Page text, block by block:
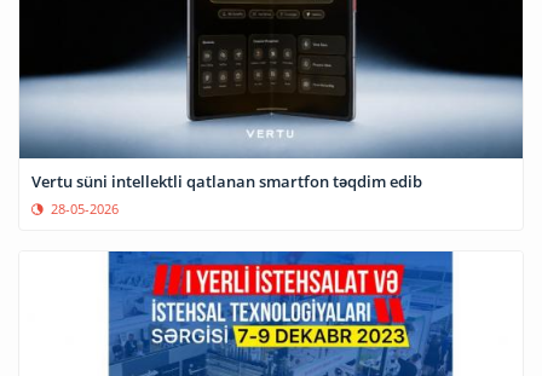
Vertu süni intellektli qatlanan smartfon təqdim edib
28-05-2026